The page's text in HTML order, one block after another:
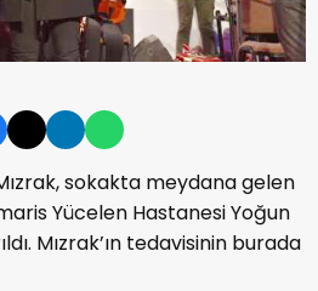
sokakta meydana gelen
Yücelen Hastanesi Yoğun
Mızrak’ın tedavisinin burada